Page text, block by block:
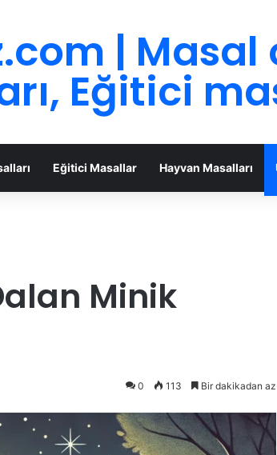
| Masal
Eğitici
Eğitici Masallar Hayvan Masalları
Minik
0 113 Bir dakikadan az